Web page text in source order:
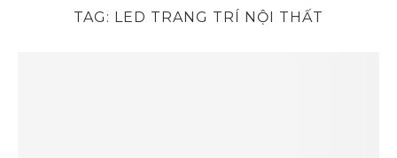
TAG: LED TRANG TRÍ NỘI THẤT